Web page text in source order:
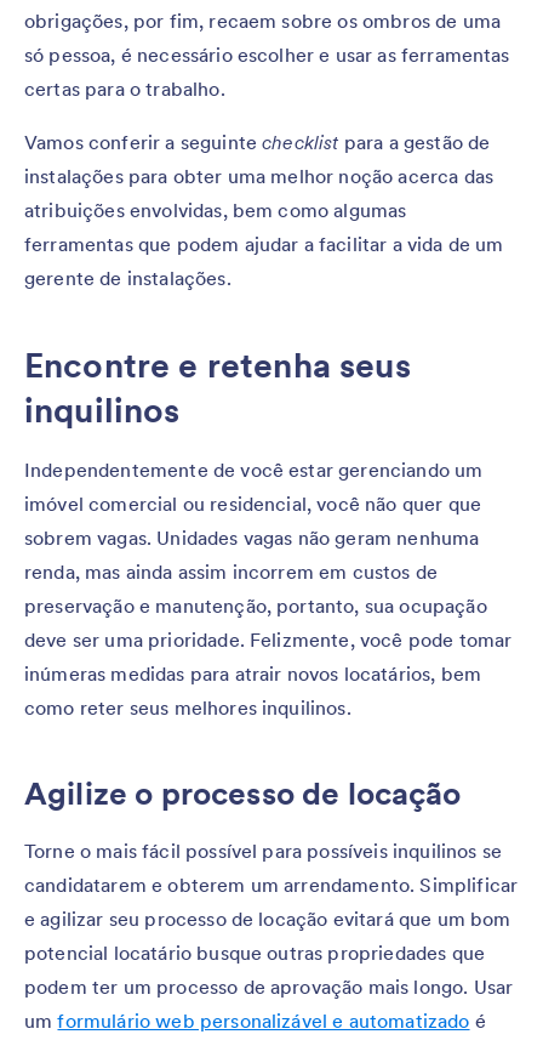
obrigações, por fim, recaem sobre os ombros de uma
só pessoa, é necessário escolher e usar as ferramentas
certas para o trabalho.
Vamos conferir a seguintechecklist para a gestão de
instalações para obter uma melhor noção acerca das
atribuições envolvidas, bem como algumas
ferramentas que podem ajudar a facilitar a vida de um
gerente de instalações.
Encontre e retenha seus
inquilinos
Independentemente de você estar gerenciando um
imóvel comercial ou residencial, você não quer que
sobrem vagas. Unidades vagas não geram nenhuma
renda, mas ainda assim incorrem em custos de
preservação e manutenção, portanto, sua ocupação
deve ser uma prioridade. Felizmente, você pode tomar
inúmeras medidas para atrair novos locatários, bem
como reter seus melhores inquilinos.
Agilize o processo de locação
Torne o mais fácil possível para possíveis inquilinos se
candidatarem e obterem um arrendamento. Simplificar
e agilizar seu processo de locação evitará que um bom
potencial locatário busque outras propriedades que
podem ter um processo de aprovação mais longo. Usar
umformulário web personalizável e automatizado é